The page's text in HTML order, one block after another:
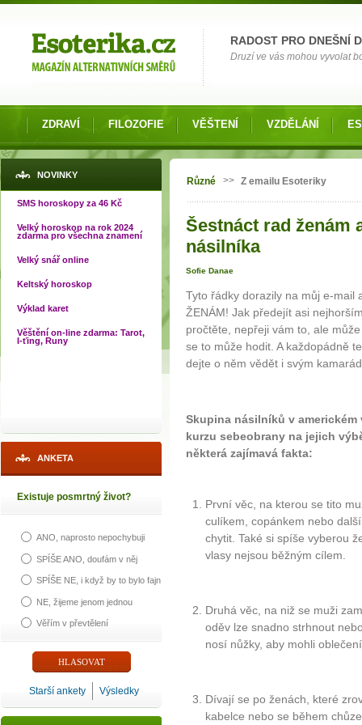
RADOST PRO DNEŠNÍ
Druzí ve vás mohou vyvolat
ZDRAVÍ FILOZOFIE VĚŠTENÍ VZDĚLÁNÍ
NOVINKY
SMS horoskopy za 46 Kč
Velký horoskop na rok 2024
zdarma pro všechna znamení
Velký snář online
Keltský horoskop
Výklad karet
Věštění on-line zdarma: Tarot,
I-ťing, Runy
ANKETA
Existuje posmrtný život?
ANO, naprosto nepochybuji
SPÍŠE ANO, doufám v něj
SPÍŠE NE, i když by to bylo fajn
NE, žijeme jenom jednou
Věřím v převtělení
Starší ankety Výsledky
Jste zde
Různé >> Z emailu Esoteriky
Šestnáct rad ženám
násilníka
Sofie Danae
Tyto řádky dorazily na můj e-mail
ŽENÁM! Jak předejít asi
pročtěte, nepřeji vám to, ale
se to může hodit. A každopádně
dejte o něm vědět i svým
Skupina násilníků v
kurzu sebeobrany na jejich
některá zajímavá fakta:
První věc, na kterou se tito
culíkem, copánkem nebo
chytit. Také si spíše vyberou
vlasy nejsou běžným cílem.
Druhá věc, na niž se muži
oděv lze snadno strhnout
nosí nůžky, aby mohli
Dívají se po ženách, které
kabelce nebo se během